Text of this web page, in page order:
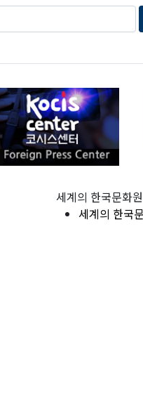
세계의 한국문화원
세계의 한국